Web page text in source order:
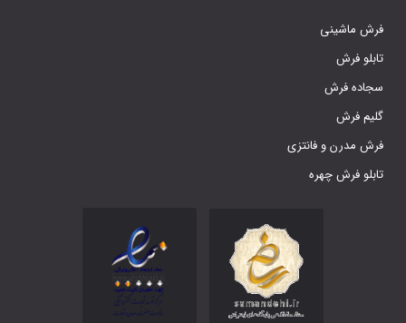
فرش ماشینی
تابلو فرش
سجاده فرش
گلیم فرش
فرش مدرن و فانتزی
تابلو فرش چهره